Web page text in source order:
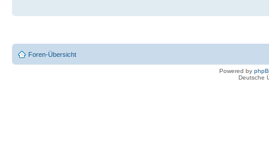
Foren-Übersicht
Powered by
Deutsche